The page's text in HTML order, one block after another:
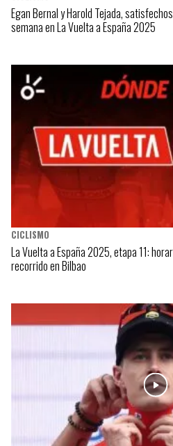
Egan Bernal y Harold Tejada,
semana en La Vuelta a España 2025
CICLISMO
La Vuelta a España 2025, etapa 11:
recorrido en Bilbao